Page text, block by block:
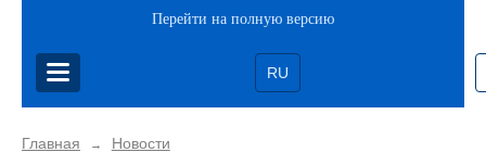
Перейти на полную версию
RU
Главная → Новости